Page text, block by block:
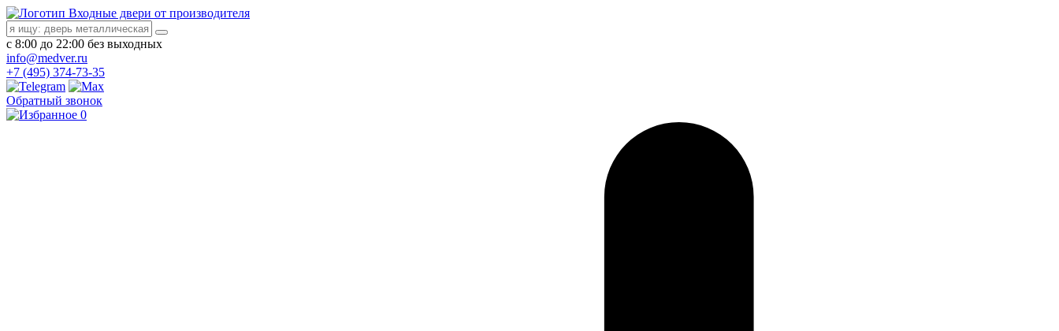
Входные двери от производителя
с 8:00 до 22:00 без выходных
info@medver.ru
+7 (495) 374-73-35
Обратный звонок
0